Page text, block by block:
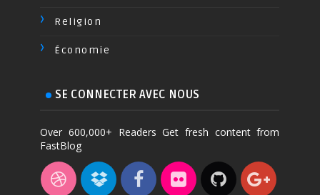
Religion
Économie
SE CONNECTER AVEC NOUS
Over 600,000+ Readers Get fresh content from
FastBlog